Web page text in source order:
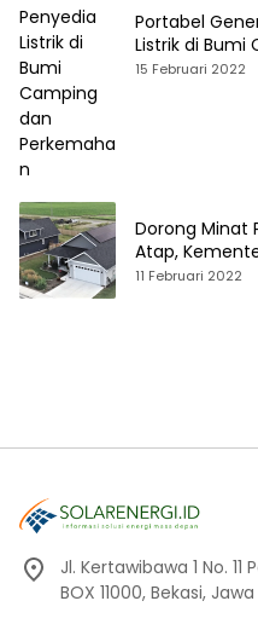
Portabel
Listrik di Bumi
15 Februari 2022
Dorong Minat
Atap,
Hibah SEF
11 Februari 2022
Jl. Kertawibawa 1 No.
BOX 11000, Bekasi,